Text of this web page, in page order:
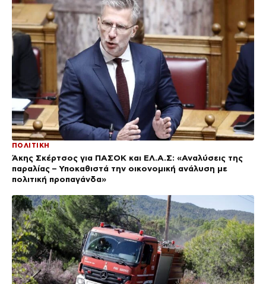
ΠΟΛΙΤΙΚΗ
Άκης Σκέρτσος για ΠΑΣΟΚ και ΕΛ.Α.Σ: «Αναλύσεις της
παραλίας – Υποκαθιστά την οικονομική ανάλυση με
πολιτική προπαγάνδα»